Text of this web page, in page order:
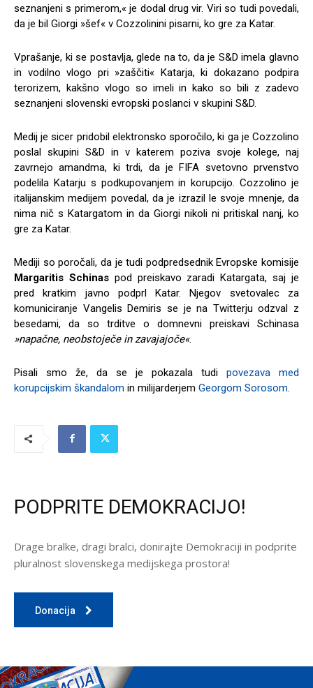
seznanjeni s primerom,« je dodal drug vir. Viri so tudi povedali,
da je bil Giorgi »šef« v Cozzolinini pisarni, ko gre za Katar.
Vprašanje, ki se postavlja, glede na to, da je S&D imela glavno
in vodilno vlogo pri »zaščiti« Katarja, ki dokazano podpira
terorizem, kakšno vlogo so imeli in kako so bili z zadevo
seznanjeni slovenski evropski poslanci v skupini S&D.
Medij je sicer pridobil elektronsko sporočilo, ki ga je Cozzolino
poslal skupini S&D in v katerem poziva svoje kolege, naj
zavrnejo amandma, ki trdi, da je FIFA svetovno prvenstvo
podelila Katarju s podkupovanjem in korupcijo. Cozzolino je
italijanskim medijem povedal, da je izrazil le svoje mnenje, da
nima nič s Katargatom in da Giorgi nikoli ni pritiskal nanj, ko
gre za Katar.
Mediji so poročali, da je tudi podpredsednik Evropske komisije
Margaritis Schinaspod preiskavo zaradi Katargata, saj je
pred kratkim javno podprl Katar. Njegov svetovalec za
komuniciranje Vangelis Demiris se je na Twitterju odzval z
besedami, da so trditve o domnevni preiskavi Schinasa
»napačne, neobstoječe in zavajajoče«.
Pisali smo že, da se je pokazala tudi povezava med
korupcijskim škandalom in milijarderjem Georgom Sorosom.
PODPRITE DEMOKRACIJO!
Drage bralke, dragi bralci, donirajte Demokraciji in podprite
pluralnost slovenskega medijskega prostora!
Donacija